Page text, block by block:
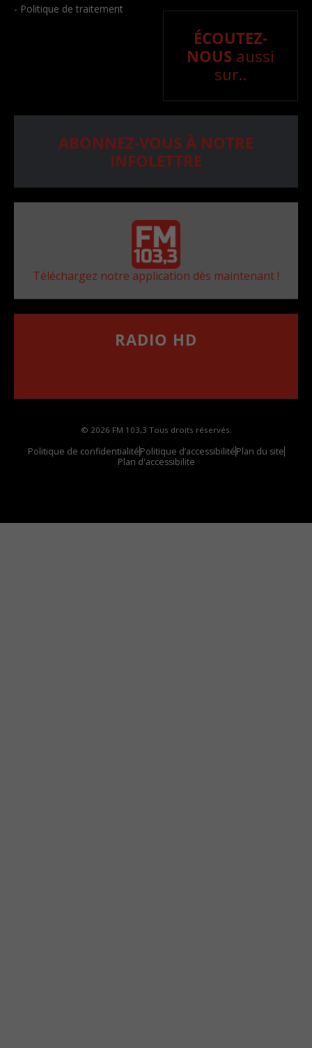
- Politique de traitement
ÉCOUTEZ-
NOUS aussi
sur..
ABONNEZ-VOUS À NOTRE
INFOLETTRE
Téléchargez notre application dès maintenant !
RADIO HD
© 2026 FM 103,3 Tous droits réservés.
Politique de confidentialitéPolitique d’accessibilitéPlan du site
Plan d'accessibilite